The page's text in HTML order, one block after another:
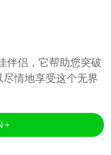
伴侣，它帮助您突破
情地享受这个无界